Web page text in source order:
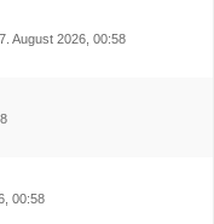
7. August 2026, 00:58
00:58